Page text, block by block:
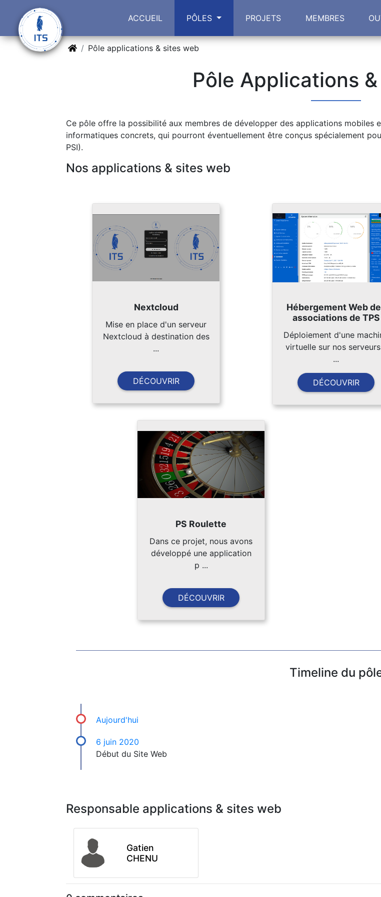
ACCUEIL(current)PÔLES PROJETS MEMBRES
Pôle applications & sites web
Pôle Applications
Ce pôle offre la possibilité aux membres de développer des applications mobiles
informatiques concrets, qui pourront éventuellement être conçus spécialement
PSI).
Nos applications & sites web
Nextcloud
Mise en place d'un serveur
Nextcloud à destination des
...
DÉCOUVRIR
Hébergement Web
associations de TPS
Déploiement d'une
virtuelle sur nos
...
DÉCOUVRIR
PS Roulette
Dans ce projet, nous avons
développé une application
p ...
DÉCOUVRIR
Timeline du
Aujourd'hui
6 juin 2020
Début du Site Web
Responsable applications & sites web
Gatien
CHENU